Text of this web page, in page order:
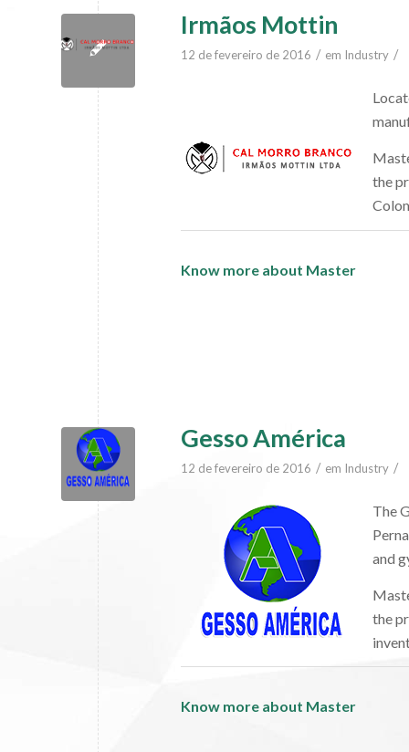
Irmãos Mottin
12 de fevereiro de 2016 / em Industry /
the
Know more about Master
Gesso América
12 de fevereiro de 2016 / em Industry /
The
and
the
Know more about Master